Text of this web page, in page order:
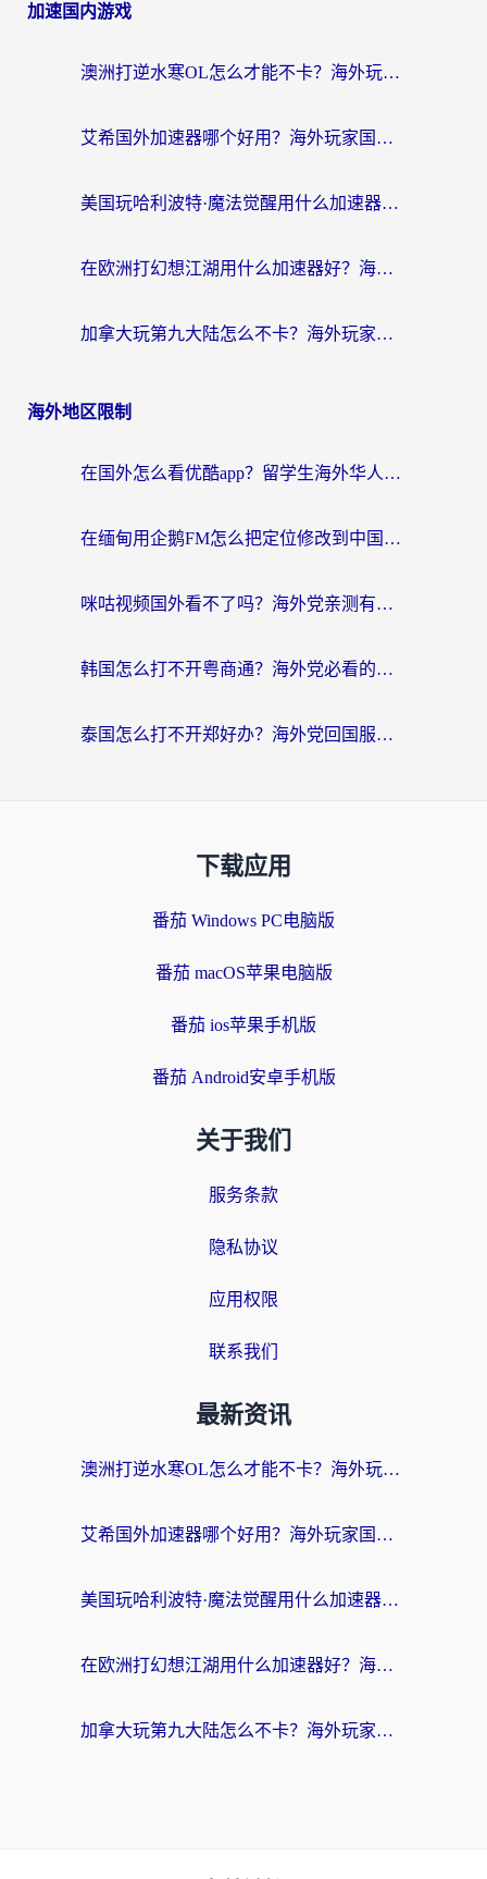
加速国内游戏
澳洲打逆水寒OL怎么才能不卡？海外玩家国服游戏加速终极指南（附梦幻模拟战地铁跑酷解决办法）
艾希国外加速器哪个好用？海外玩家国服游戏畅玩终极指南（附欧洲玩鸣潮街头篮球实测）
美国玩哈利波特·魔法觉醒用什么加速器？告别延迟的终极指南（含免费QQ炫舞方案+印尼妄想山海秘籍）
在欧洲打幻想江湖用什么加速器好？海外玩家国服游戏畅玩指南
加拿大玩第九大陆怎么不卡？海外玩家国服游戏加速全攻略（附足球世界萤火突击实测）
海外地区限制
在国外怎么看优酷app？留学生海外华人必看的无限制追剧指南
在缅甸用企鹅FM怎么把定位修改到中国国内？海外党解决地域限制的实用指南
咪咕视频国外看不了吗？海外党亲测有效的回国加速解决方案
韩国怎么打不开粤商通？海外党必看的回国加速器选择指南（附加拿大农行俄罗斯有缘网解决方案）
泰国怎么打不开郑好办？海外党回国服务+影音追剧全搞定的实用指南
下载应用
番茄 Windows PC电脑版
番茄 macOS苹果电脑版
番茄 ios苹果手机版
番茄 Android安卓手机版
关于我们
服务条款
隐私协议
应用权限
联系我们
最新资讯
澳洲打逆水寒OL怎么才能不卡？海外玩家国服游戏加速终极指南（附梦幻模拟战地铁跑酷解决办法）
艾希国外加速器哪个好用？海外玩家国服游戏畅玩终极指南（附欧洲玩鸣潮街头篮球实测）
美国玩哈利波特·魔法觉醒用什么加速器？告别延迟的终极指南（含免费QQ炫舞方案+印尼妄想山海秘籍）
在欧洲打幻想江湖用什么加速器好？海外玩家国服游戏畅玩指南
加拿大玩第九大陆怎么不卡？海外玩家国服游戏加速全攻略（附足球世界萤火突击实测）